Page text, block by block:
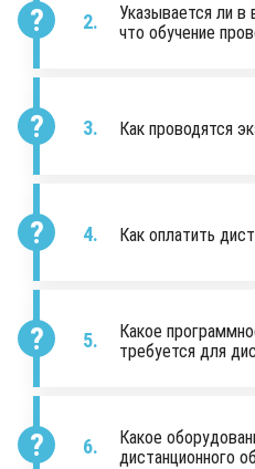
Указывается ли
что обучение
Как проводятся
Как оплатить
Какое
требуется для
Какое
дистанционного